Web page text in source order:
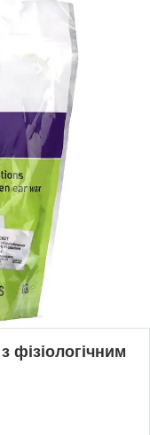
фізіологічним